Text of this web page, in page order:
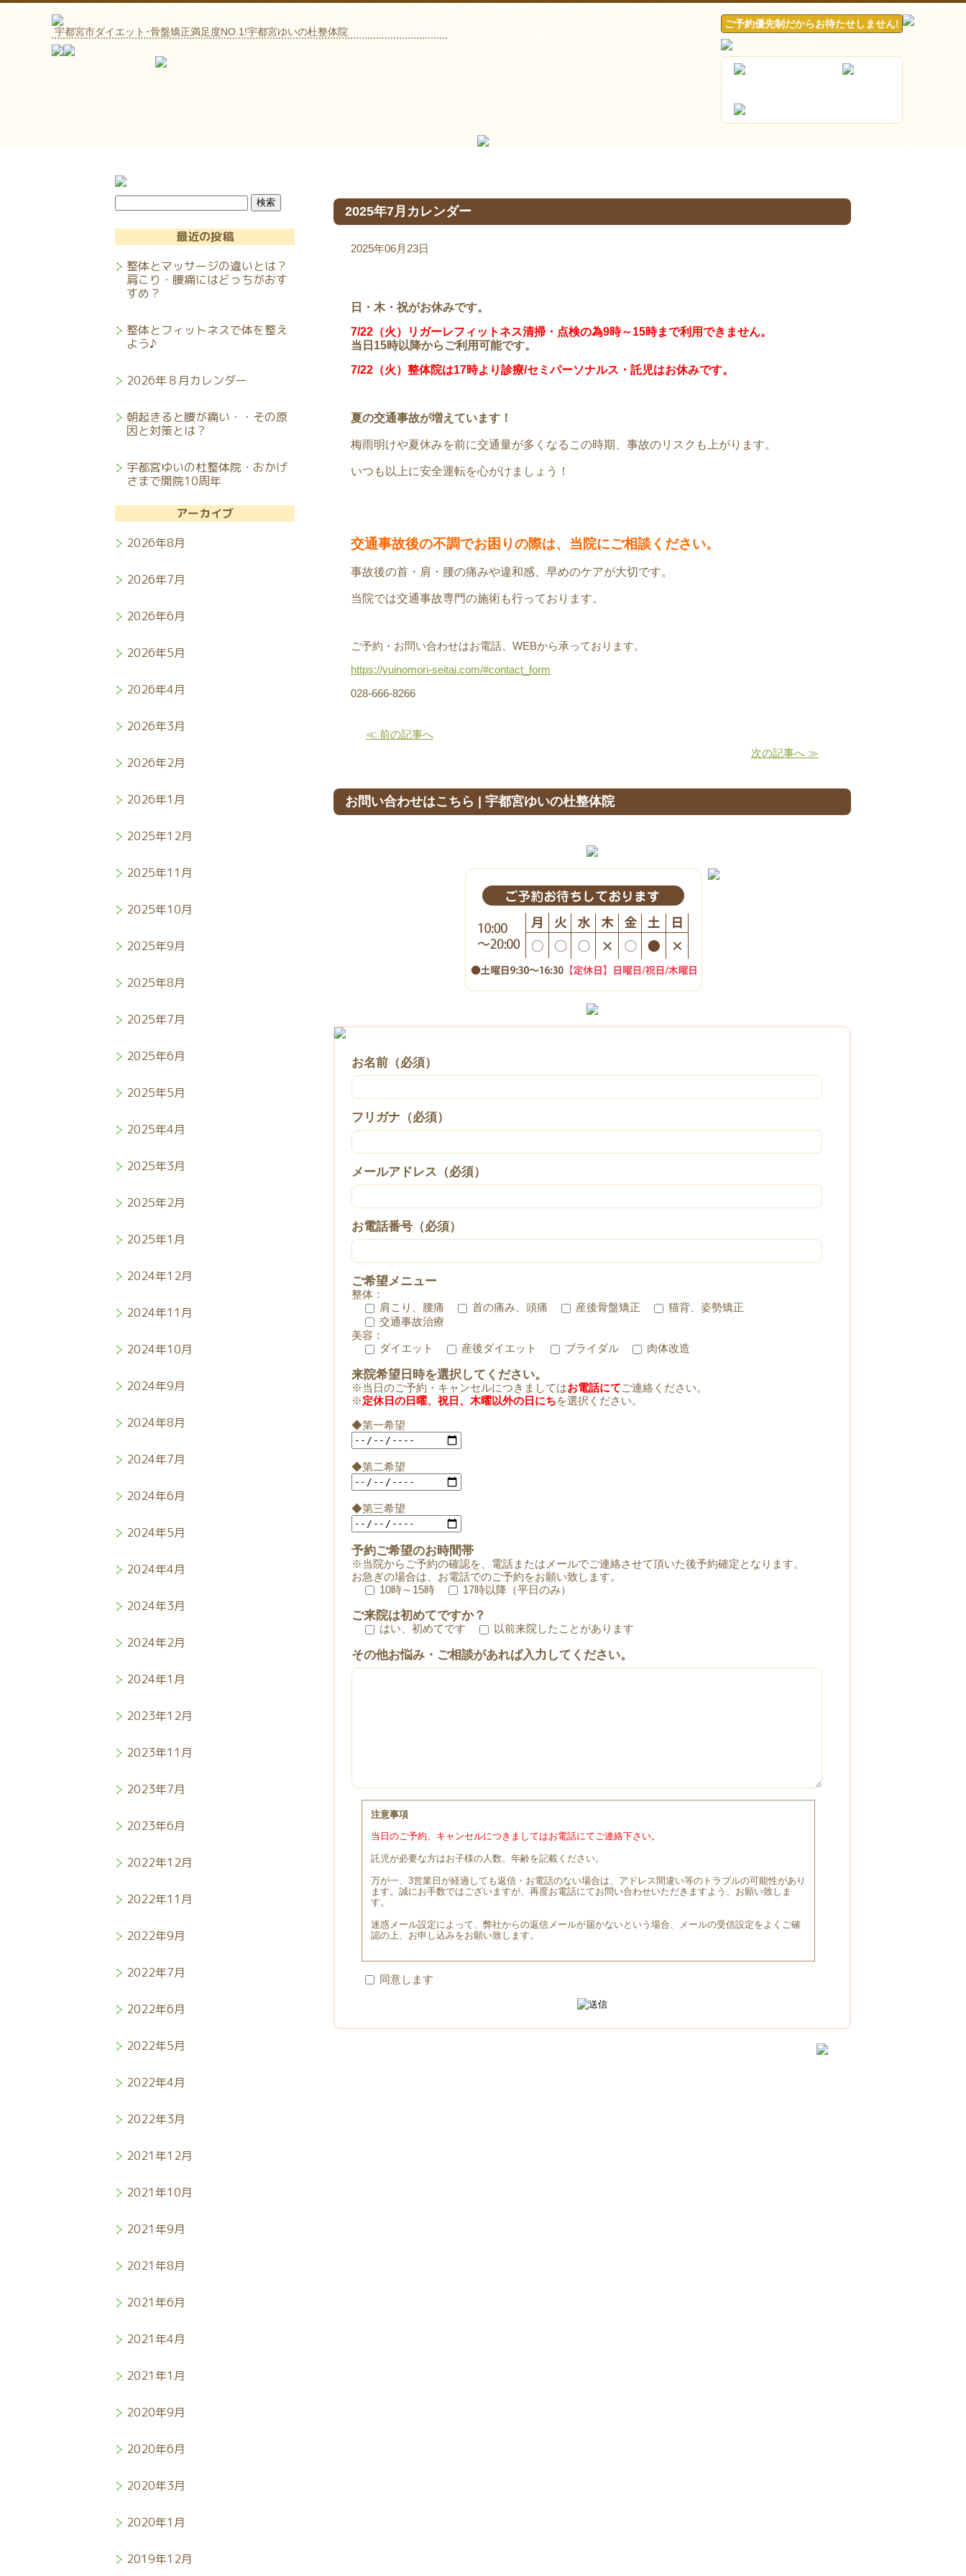
宇都宮市ダイエット･骨盤矯正満足度NO.1!宇都宮ゆいの杜整体院
ご予約優先制だからお待たせしません!
2025年7月カレンダー
2025年06月23日
日・木・祝がお休みです。
7/22（火）リガーレフィットネス清掃・点検の為9時～15時まで利用できません。
当日15時以降からご利用可能です。
7/22（火）整体院は17時より診療/セミパーソナルス・託児はお休みです。
夏の交通事故が増えています！
梅雨明けや夏休みを前に交通量が多くなるこの時期、事故のリスクも上がります。
いつも以上に安全運転を心がけましょう！
交通事故後の不調でお困りの際は、当院にご相談ください。
事故後の首・肩・腰の痛みや違和感、早めのケアが大切です。
当院では交通事故専門の施術も行っております。
ご予約・お問い合わせはお電話、WEBから承っております。
https://yuinomori-seitai.com/#contact_form
028-666-8266
≪ 前の記事へ
次の記事へ ≫
お問い合わせはこちら | 宇都宮ゆいの杜整体院
お名前（必須）
フリガナ（必須）
メールアドレス（必須）
お電話番号（必須）
ご希望メニュー
整体：
肩こり、腰痛
首の痛み、頭痛 産後骨盤矯正
猫背、姿勢矯正
交通事故治療
美容：
ダイエット
産後ダイエット ブライダル 肉体改造
来院希望日時を選択してください。
※当日のご予約・キャンセルにつきましてはお電話にてご連絡ください。
※定休日の日曜、祝日、木曜以外の日にちを選択ください。
◆第一希望
◆第二希望
◆第三希望
予約ご希望のお時間帯
※当院からご予約の確認を、電話またはメールでご連絡させて頂いた後予約確定となります。
お急ぎの場合は、お電話でのご予約をお願い致します。
10時～15時
17時以降（平日のみ）
ご来院は初めてですか？
はい、初めてです 以前来院したことがあります
その他お悩み・ご相談があれば入力してください。
注意事項
当日のご予約、キャンセルにつきましてはお電話にてご連絡下さい。
託児が必要な方はお子様の人数、年齢を記載ください。
万が一、3営業日が経過しても返信・お電話のない場合は、アドレス間違い等のトラブルの可能性があり
ます。誠にお手数ではございますが、再度お電話にてお問い合わせいただきますよう、お願い致しま
す。
迷惑メール設定によって、弊社からの返信メールが届かないという場合、メールの受信設定をよくご確
認の上、お申し込みをお願い致します。
同意します
最近の投稿
整体とマッサージの違いとは？
肩こり・腰痛にはどっちがおす
すめ？
整体とフィットネスで体を整え
よう♪
2026年８月カレンダー
朝起きると腰が痛い・・その原
因と対策とは？
宇都宮ゆいの杜整体院・おかげ
さまで開院10周年
アーカイブ
2026年8月
2026年7月
2026年6月
2026年5月
2026年4月
2026年3月
2026年2月
2026年1月
2025年12月
2025年11月
2025年10月
2025年9月
2025年8月
2025年7月
2025年6月
2025年5月
2025年4月
2025年3月
2025年2月
2025年1月
2024年12月
2024年11月
2024年10月
2024年9月
2024年8月
2024年7月
2024年6月
2024年5月
2024年4月
2024年3月
2024年2月
2024年1月
2023年12月
2023年11月
2023年7月
2023年6月
2022年12月
2022年11月
2022年9月
2022年7月
2022年6月
2022年5月
2022年4月
2022年3月
2021年12月
2021年10月
2021年9月
2021年8月
2021年6月
2021年4月
2021年1月
2020年9月
2020年6月
2020年3月
2020年1月
2019年12月